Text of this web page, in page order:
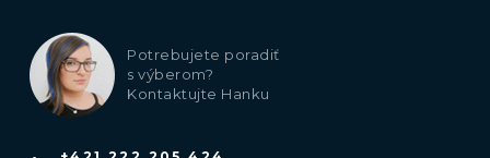
Potrebujete poradiť
s výberom?
Kontaktujte Hanku